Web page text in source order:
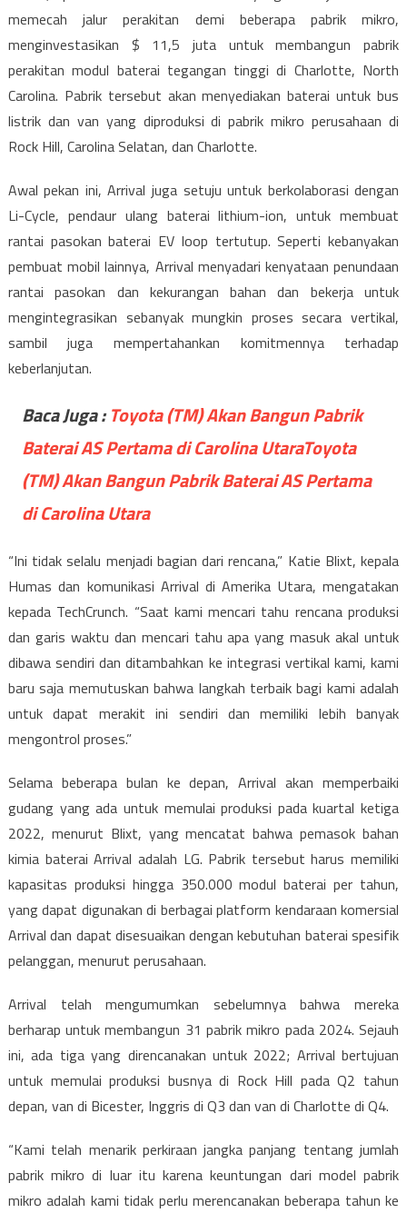
memecah jalur perakitan demi beberapa pabrik mikro,
menginvestasikan $ 11,5 juta untuk membangun pabrik
perakitan modul baterai tegangan tinggi di Charlotte, North
Carolina. Pabrik tersebut akan menyediakan baterai untuk bus
listrik dan van yang diproduksi di pabrik mikro perusahaan di
Rock Hill, Carolina Selatan, dan Charlotte.
Awal pekan ini, Arrival juga setuju untuk berkolaborasi dengan
Li-Cycle, pendaur ulang baterai lithium-ion, untuk membuat
rantai pasokan baterai EV loop tertutup. Seperti kebanyakan
pembuat mobil lainnya, Arrival menyadari kenyataan penundaan
rantai pasokan dan kekurangan bahan dan bekerja untuk
mengintegrasikan sebanyak mungkin proses secara vertikal,
sambil juga mempertahankan komitmennya terhadap
keberlanjutan.
Baca Juga :Toyota (TM) Akan Bangun Pabrik
Baterai AS Pertama di Carolina UtaraToyota
(TM) Akan Bangun Pabrik Baterai AS Pertama
di Carolina Utara
“Ini tidak selalu menjadi bagian dari rencana,” Katie Blixt, kepala
Humas dan komunikasi Arrival di Amerika Utara, mengatakan
kepada TechCrunch. “Saat kami mencari tahu rencana produksi
dan garis waktu dan mencari tahu apa yang masuk akal untuk
dibawa sendiri dan ditambahkan ke integrasi vertikal kami, kami
baru saja memutuskan bahwa langkah terbaik bagi kami adalah
untuk dapat merakit ini sendiri dan memiliki lebih banyak
mengontrol proses.”
Selama beberapa bulan ke depan, Arrival akan memperbaiki
gudang yang ada untuk memulai produksi pada kuartal ketiga
2022, menurut Blixt, yang mencatat bahwa pemasok bahan
kimia baterai Arrival adalah LG. Pabrik tersebut harus memiliki
kapasitas produksi hingga 350.000 modul baterai per tahun,
yang dapat digunakan di berbagai platform kendaraan komersial
Arrival dan dapat disesuaikan dengan kebutuhan baterai spesifik
pelanggan, menurut perusahaan.
Arrival telah mengumumkan sebelumnya bahwa mereka
berharap untuk membangun 31 pabrik mikro pada 2024. Sejauh
ini, ada tiga yang direncanakan untuk 2022; Arrival bertujuan
untuk memulai produksi busnya di Rock Hill pada Q2 tahun
depan, van di Bicester, Inggris di Q3 dan van di Charlotte di Q4.
“Kami telah menarik perkiraan jangka panjang tentang jumlah
pabrik mikro di luar itu karena keuntungan dari model pabrik
mikro adalah kami tidak perlu merencanakan beberapa tahun ke